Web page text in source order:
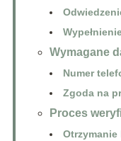
Wymagane
Numer
Zgoda na
Proces